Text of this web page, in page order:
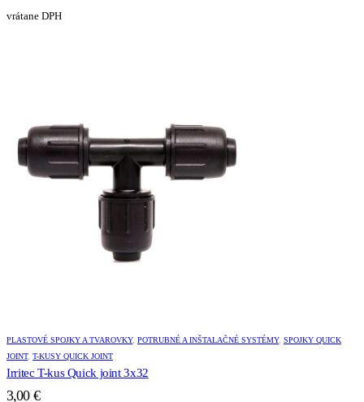
vrátane DPH
PLASTOVÉ SPOJKY A TVAROVKY, POTRUBNÉ A INŠTALAČNÉ SYSTÉMY, SPOJKY QUICK
JOINT, T-KUSY QUICK JOINT
Irritec T-kus Quick joint 3x32
3,00 €